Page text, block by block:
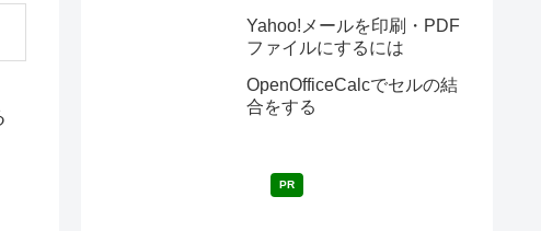
Yahoo!メールを印刷・PDF
ファイルにするには
OpenOfficeCalcでセルの結
合をする
PR